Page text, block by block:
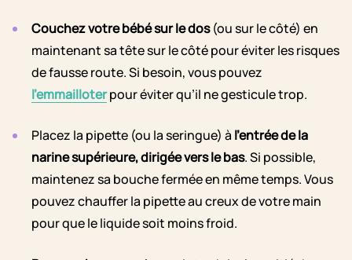
Couchez votre bébé sur le dos(ou sur le côté) en
maintenant sa tête sur le côté pour éviter les risques
de fausse route. Si besoin, vous pouvez
l’emmailloterpour éviter qu’il ne gesticule trop.
Placez la pipette (ou la seringue) à l’entrée de la
narine supérieure, dirigée vers le bas. Si possible,
maintenez sa bouche fermée en même temps. Vous
pouvez chauffer la pipette au creux de votre main
pour que le liquide soit moins froid.